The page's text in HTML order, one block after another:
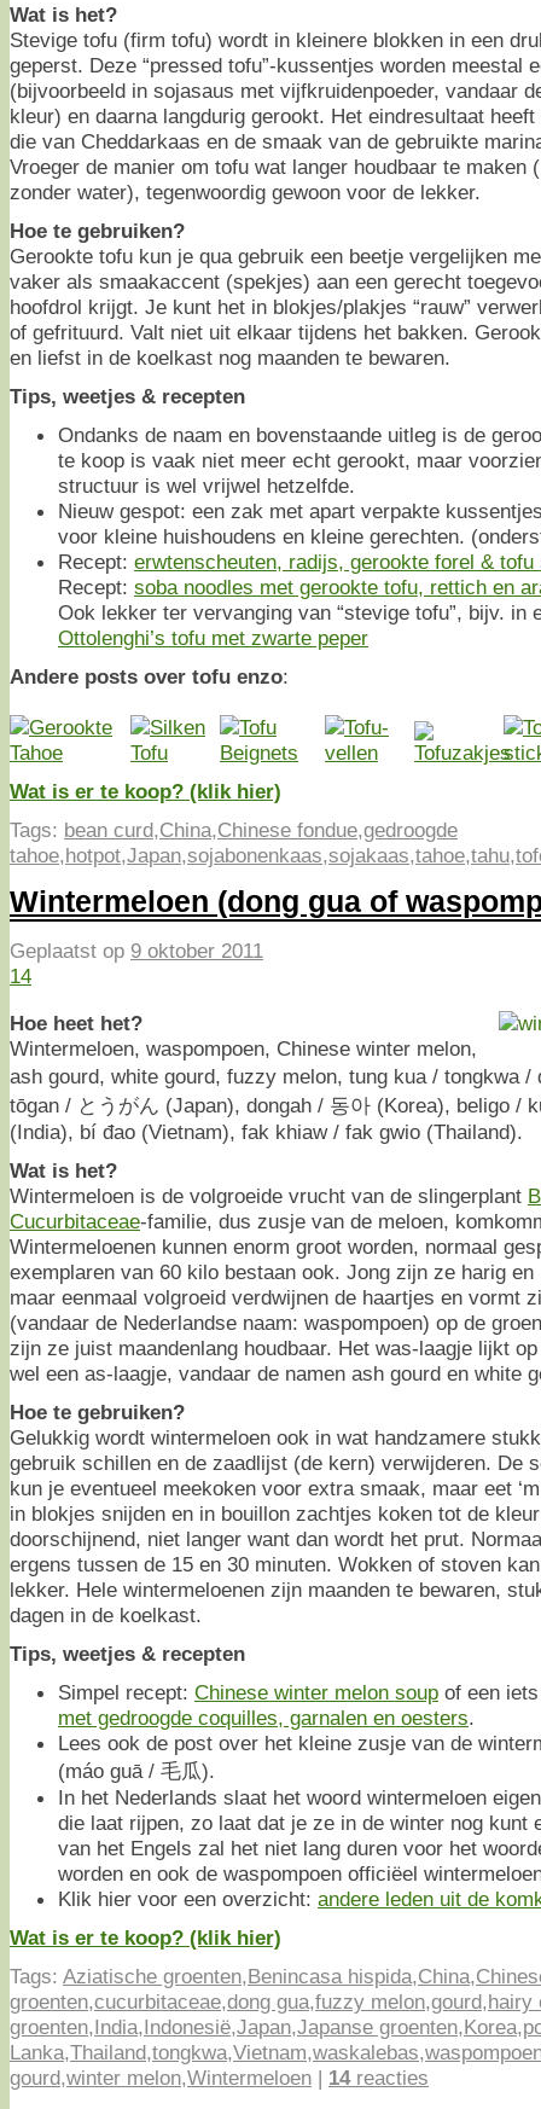
Wat is het?
Stevige tofu (firm tofu) wordt in kleinere blokken in een
geperst. Deze “pressed tofu”-kussentjes worden meestal
(bijvoorbeeld in sojasaus met vijfkruidenpoeder, vandaar
kleur) en daarna langdurig gerookt. Het eindresultaat
die van Cheddarkaas en de smaak van de gebruikte
Vroeger de manier om tofu wat langer houdbaar te maken
zonder water), tegenwoordig gewoon voor de lekker.
Hoe te gebruiken?
Gerookte tofu kun je qua gebruik een beetje vergelijken
vaker als smaakaccent (spekjes) aan een gerecht
hoofdrol krijgt. Je kunt het in blokjes/plakjes “rauw”
of gefrituurd. Valt niet uit elkaar tijdens het bakken.
en liefst in de koelkast nog maanden te bewaren.
Tips, weetjes & recepten
Ondanks de naam en bovenstaande uitleg is de
te koop is vaak niet meer echt gerookt, maar
structuur is wel vrijwel hetzelfde.
Nieuw gespot: een zak met apart verpakte
voor kleine huishoudens en kleine gerechten.
Recept: erwtenscheuten, radijs, gerookte forel & tofu
Recept: soba noodles met gerookte tofu, rettich en
Ook lekker ter vervanging van “stevige tofu”, bijv. in
Ottolenghi’s tofu met zwarte peper
Andere posts over tofu enzo:
Wat is er te koop? (klik hier)
Tags: bean curd,China,Chinese fondue,gedroogde
tahoe,hotpot,Japan,sojabonenkaas,sojakaas,tahoe,tahu,
Wintermeloen (dong gua of
Geplaatst op 9 oktober 2011
14
Hoe heet het?
Wintermeloen, waspompoen, Chinese winter melon,
ash gourd, white gourd, fuzzy melon, tung kua / tongkwa /
tōgan / とうがん (Japan), dongah / 동아 (Korea), beligo /
(India), bí đao (Vietnam), fak khiaw / fak gwio (Thailand).
Wat is het?
Wintermeloen is de volgroeide vrucht van de slingerplant
Cucurbitaceae-familie, dus zusje van de meloen,
Wintermeloenen kunnen enorm groot worden, normaal
exemplaren van 60 kilo bestaan ook. Jong zijn ze harig en
maar eenmaal volgroeid verdwijnen de haartjes en vormt
(vandaar de Nederlandse naam: waspompoen) op de
zijn ze juist maandenlang houdbaar. Het was-laagje lijkt
wel een as-laagje, vandaar de namen ash gourd en white
Hoe te gebruiken?
Gelukkig wordt wintermeloen ook in wat handzamere
gebruik schillen en de zaadlijst (de kern) verwijderen. De
kun je eventueel meekoken voor extra smaak, maar eet
in blokjes snijden en in bouillon zachtjes koken tot de
doorschijnend, niet langer want dan wordt het prut.
ergens tussen de 15 en 30 minuten. Wokken of stoven
lekker. Hele wintermeloenen zijn maanden te bewaren,
dagen in de koelkast.
Tips, weetjes & recepten
Simpel recept: Chinese winter melon soup of een
met gedroogde coquilles, garnalen en oesters.
Lees ook de post over het kleine zusje van de
(máo guā / 毛瓜).
In het Nederlands slaat het woord wintermeloen
die laat rijpen, zo laat dat je ze in de winter nog kunt
van het Engels zal het niet lang duren voor het
worden en ook de waspompoen officiëel
Klik hier voor een overzicht: andere leden uit de
Wat is er te koop? (klik hier)
Tags: Aziatische groenten,Benincasa hispida,China,
groenten,cucurbitaceae,dong gua,fuzzy melon,gourd,hairy
groenten,India,Indonesië,Japan,Japanse groenten,Korea,
Lanka,Thailand,tongkwa,Vietnam,waskalebas,
gourd,winter melon,Wintermeloen | 14reacties